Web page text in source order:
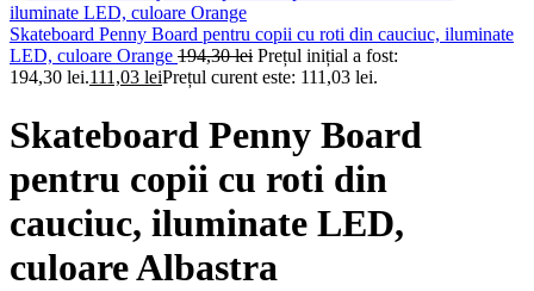
Skateboard Penny Board pentru copii cu roti din cauciuc, iluminate
LED, culoare Orange 194,30lei Prețul inițial a fost:
194,30 lei.111,03 leiPrețul curent este: 111,03 lei.
Skateboard Penny Board
pentru copii cu roti din
cauciuc, iluminate LED,
culoare Albastra